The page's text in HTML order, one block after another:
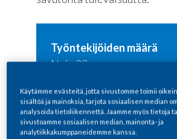
Työntekijöiden määrä
Noin 20
Käytämme evästeitä, jotta sivustomme toimii
sisältöä ja mainoksia, tarjota sosiaalisen median
analysoida tietoliikennettä. Jaamme myös tietoja
sivustoamme sosiaalisen median, mainonta- ja
analytiikkakumppaneidemme kanssa.